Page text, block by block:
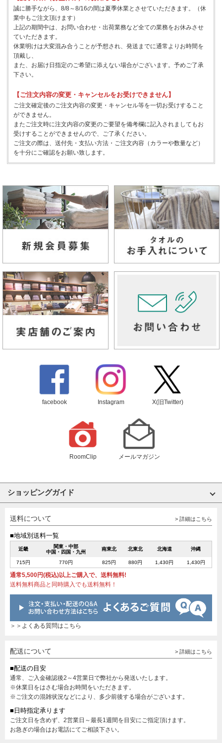
誠に勝手ながら、8/8～8/16の間は夏季休業とさせていただきます。（休
業中もご注文頂けます）
上記の期間中は、お問い合わせ・出荷業務など全ての業務をお休みさせ
ていただきます。
休業明けは大変混み合うことが予想され、発送までに通常よりお時間を
頂戴し、
また、お届け日指定のご希望に添えない場合がございます。予めご了承
下さい。
【ご注文内容の変更・キャンセルをお受けできません】
ご注文確定後のご注文内容の変更・キャンセル等を一切お受けすること
ができません。
またご注文時に注文内容の変更のご要望を備考欄に記入されましてもお
受けすることができませんので、ご了承ください。
ご注文の際は、送付先・支払い方法・ご注文内容（カラーや数量など）
を十分にご確認をお願い致します。
facebook Instagram X(旧Twitter)
RoomClip メールマガジン
ショッピングガイド
送料について > 詳細はこちら
■地域別送料一覧
近畿
関東・中部
中国・四国・九州
南東北 北東北 北海道 沖縄
715円 770円 825円 880円 1,430円 1,430円
通常5,500円(税込)以上ご購入で、送料無料!
送料無料商品と同時購入でも送料無料！
＞＞よくある質問はこちら
配送について > 詳細はこちら
■配送の目安
通常、ご入金確認後2～4営業日で弊社から発送いたします。
※休業日をはさむ場合お時間をいただきます。
※ご注文の混雑状況などにより、多少前後する場合がございます。
■日時指定承ります
ご注文日を含めず、2営業日～最長1週間を目安にご指定頂けます。
お急ぎの場合はお電話にてご相談下さい。